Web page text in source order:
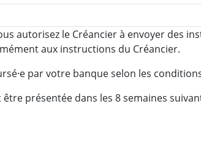
autorisez le Créancier à envoyer des
aux instructions du Créancier.
par votre banque selon les
présentée dans les 8 semaines